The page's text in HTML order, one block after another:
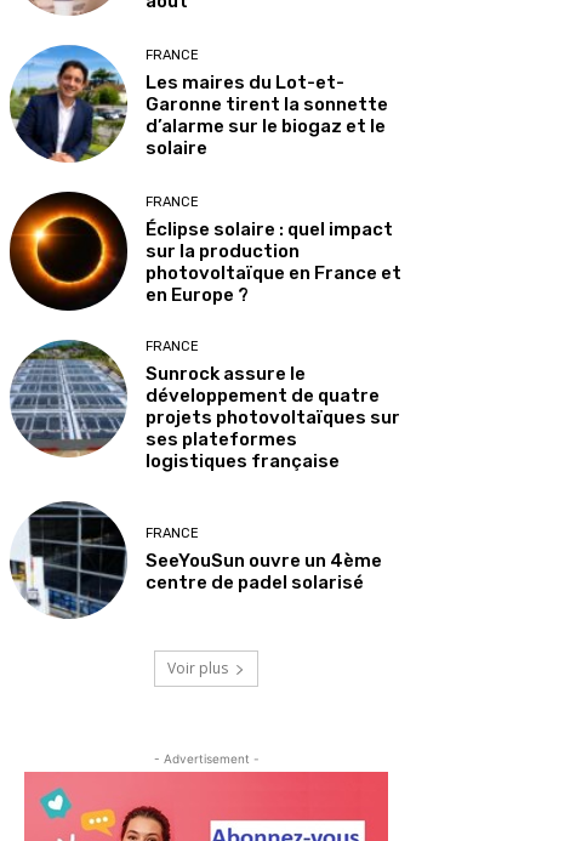
FRANCE
Les maires du Lot-et-
Garonne tirent la sonnette
d’alarme sur le biogaz et le
solaire
FRANCE
Éclipse solaire : quel impact
sur la production
photovoltaïque en France et
en Europe ?
FRANCE
Sunrock assure le
développement de quatre
projets photovoltaïques sur
ses plateformes
logistiques française
FRANCE
SeeYouSun ouvre un 4ème
centre de padel solarisé
Voir plus
- Advertisement -